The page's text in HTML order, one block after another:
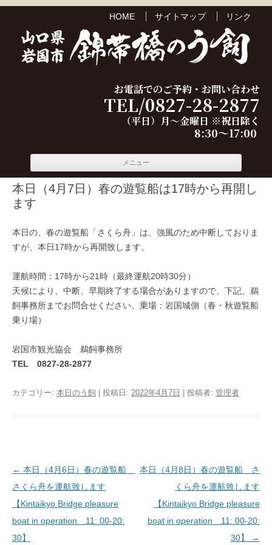
HOME サイトマップ リンク
お電話でのご予約・お問い合わせ
TEL/0827-28-2877
（平日）月～金曜日 ※祝日除く
8:30～17:00
メニュー
本日（4月7日）春の遊覧船は17時から再開し
ます
本日の、春の遊覧船「さくら舟」は、強風のため中断しておりま
すが、本日17時から再開致します。
運航時間：17時から21時（最終運航20時30分）
天候により、中断、早期終了する場合がありますので、下記、鵜
飼事務所までお問合せください。乗場：岩国城側（春・秋遊覧船
乗り場）
岩国市観光協会 鵜飼事務所
TEL 0827-28-2877
カテゴリー: 本日のう飼 | 投稿日: 2022年4月7日 投稿者: 管理者
投稿ナビゲーション
← 本日（4月6日）春の遊覧船
さくら舟を運航致します
【Kintaikyo Bridge pleasure
boat in operation 11: 00-20:
30】
本日（4月8日）春の遊覧船 さ
くら舟を運航致します
【Kintaikyo Bridge pleasure
boat in operation 11: 00-20:
30】
→